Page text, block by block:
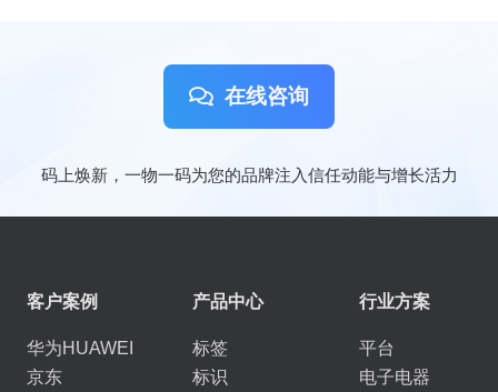
在线咨询
码上焕新，一物一码为您的品牌注入信任动能与增长活力
客户案例
华为HUAWEI
京东
产品中心
标签
标识
行业方案
平台
电子电器